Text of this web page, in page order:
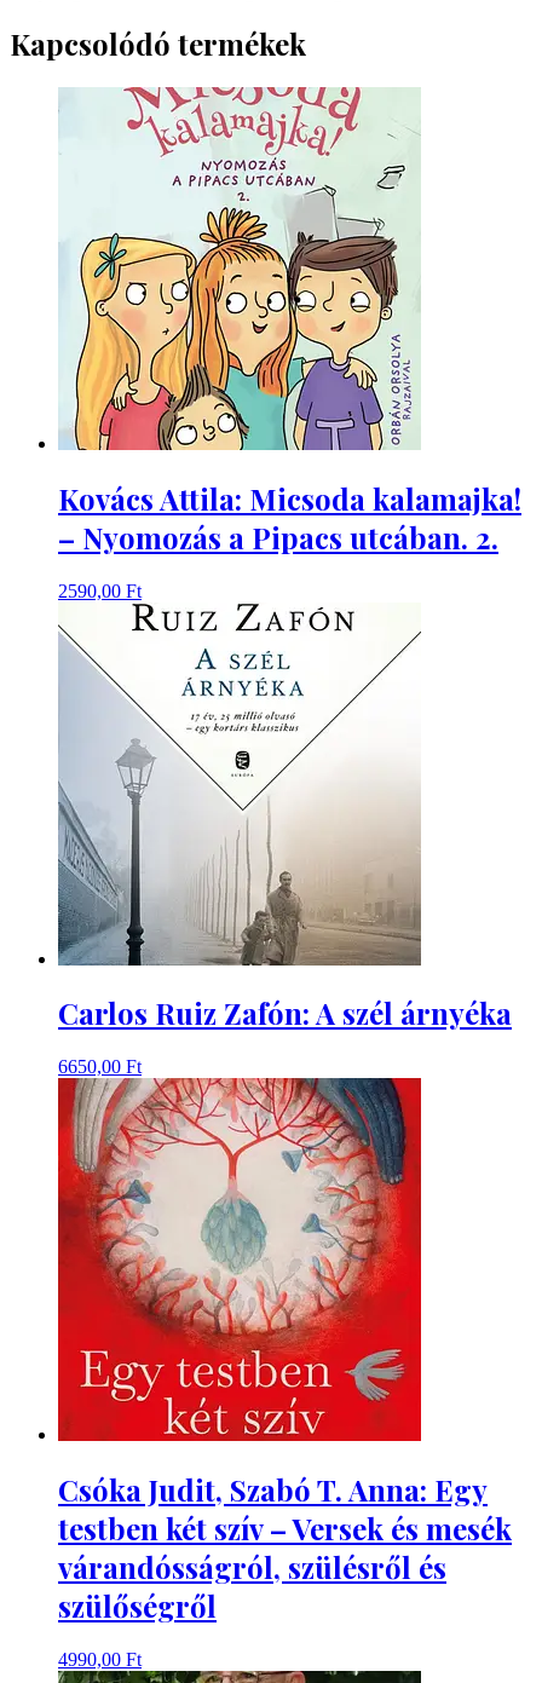
Kapcsolódó termékek
Kovács Attila: Micsoda kalamajka!
– Nyomozás a Pipacs utcában. 2.
2590,00 Ft
Carlos Ruiz Zafón: A szél árnyéka
6650,00 Ft
Csóka Judit, Szabó T. Anna: Egy
testben két szív – Versek és mesék
várandósságról, szülésről és
szülőségről
4990,00 Ft